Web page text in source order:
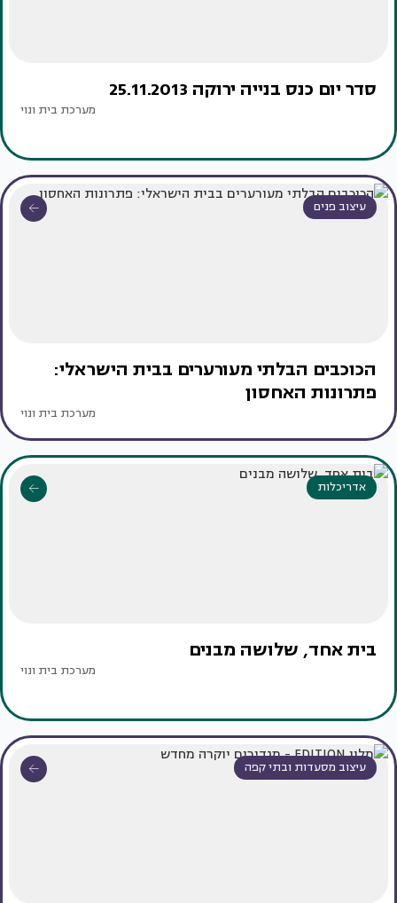
סדר יום כנס בנייה ירוקה 25.11.2013
מערכת בית ונוי
עיצוב פנים
הכוכבים הבלתי מעורערים בבית הישראלי:
פתרונות האחסון
מערכת בית ונוי
אדריכלות
בית אחד, שלושה מבנים
מערכת בית ונוי
עיצוב מסעדות ובתי קפה